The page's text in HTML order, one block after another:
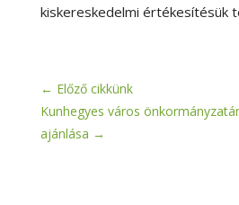
kiskereskedelmi értékesítésük
← Előző cikkünk
Kunhegyes város
ajánlása →